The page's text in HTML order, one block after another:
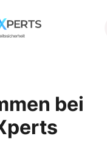
bei